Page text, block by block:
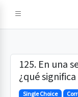
IA
125. En una
¿qué significa
Single Choice